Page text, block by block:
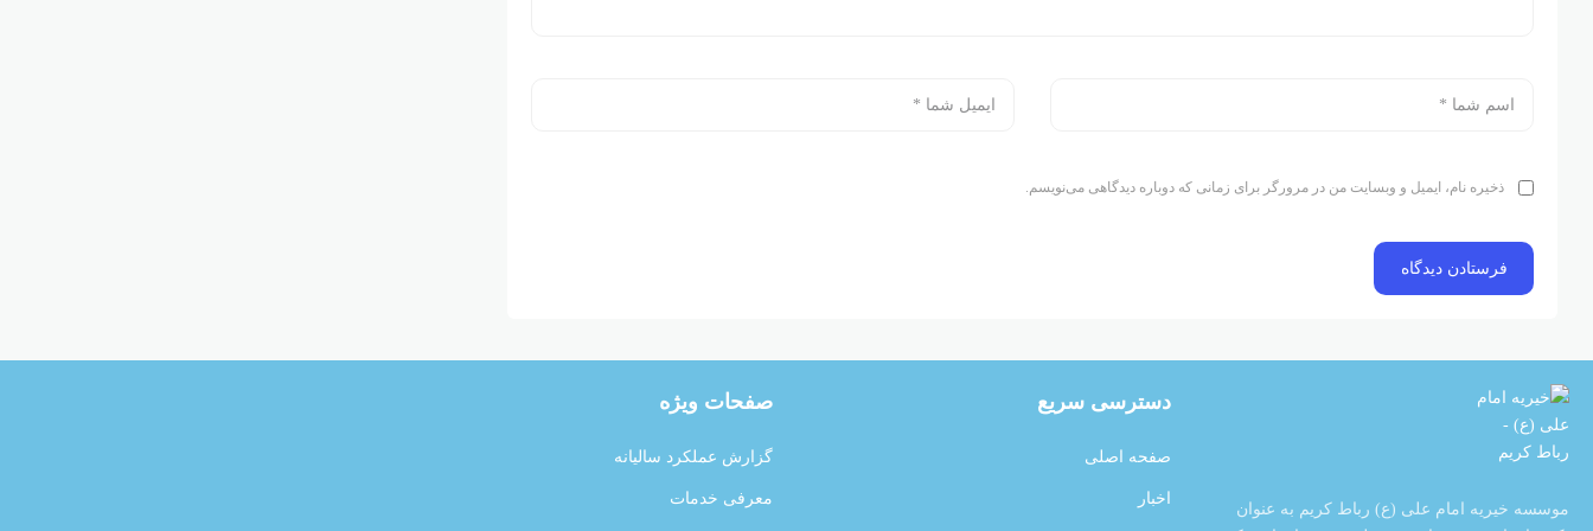
ذخیره نام، ایمیل و وبسایت من در مرورگر برای زمانی که دوباره دیدگاهی می‌نویسم.
موسسه خیریه امام علی (ع) رباط کریم به عنوان
دسترسی سریع
صفحه اصلی
اخبار
صفحات ویژه
گزارش عملکرد سالیانه
معرفی خدمات